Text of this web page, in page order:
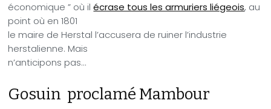
économique ” où ilécrase tous les armuriers liégeois, au
point où en 1801
le maire de Herstal l’accusera de ruiner l’industrie
herstalienne. Mais
n’anticipons pas…
Gosuin proclamé Mambour